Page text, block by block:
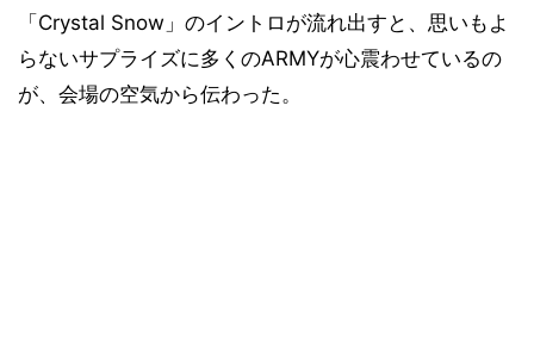
「Crystal Snow」のイントロが流れ出すと、思いもよ
らないサプライズに多くのARMYが心震わせているの
が、会場の空気から伝わった。